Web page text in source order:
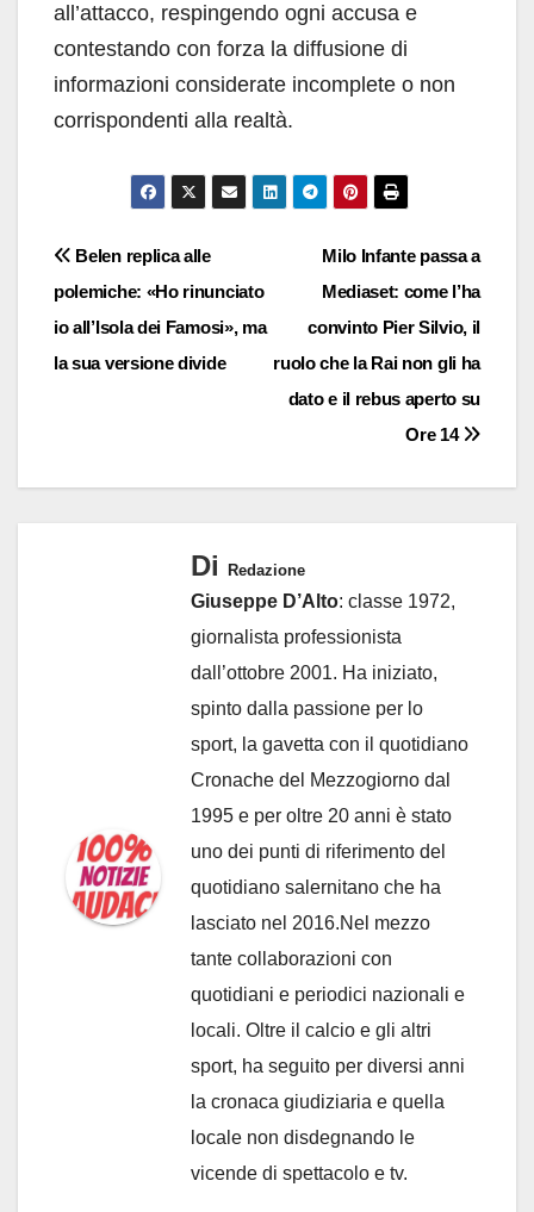
all’attacco, respingendo ogni accusa e
contestando con forza la diffusione di
informazioni considerate incomplete o non
corrispondenti alla realtà.
Navigazione
articoli
Milo Infante passa a
Mediaset: come l’ha
convinto Pier Silvio, il
ruolo che la Rai non gli ha
dato e il rebus aperto su
Ore 14
Belen replica alle
polemiche: «Ho rinunciato
io all’Isola dei Famosi», ma
la sua versione divide
Di Redazione
Giuseppe D’Alto: classe 1972,
giornalista professionista
dall’ottobre 2001. Ha iniziato,
spinto dalla passione per lo
sport, la gavetta con il quotidiano
Cronache del Mezzogiorno dal
1995 e per oltre 20 anni è stato
uno dei punti di riferimento del
quotidiano salernitano che ha
lasciato nel 2016.Nel mezzo
tante collaborazioni con
quotidiani e periodici nazionali e
locali. Oltre il calcio e gli altri
sport, ha seguito per diversi anni
la cronaca giudiziaria e quella
locale non disdegnando le
vicende di spettacolo e tv.